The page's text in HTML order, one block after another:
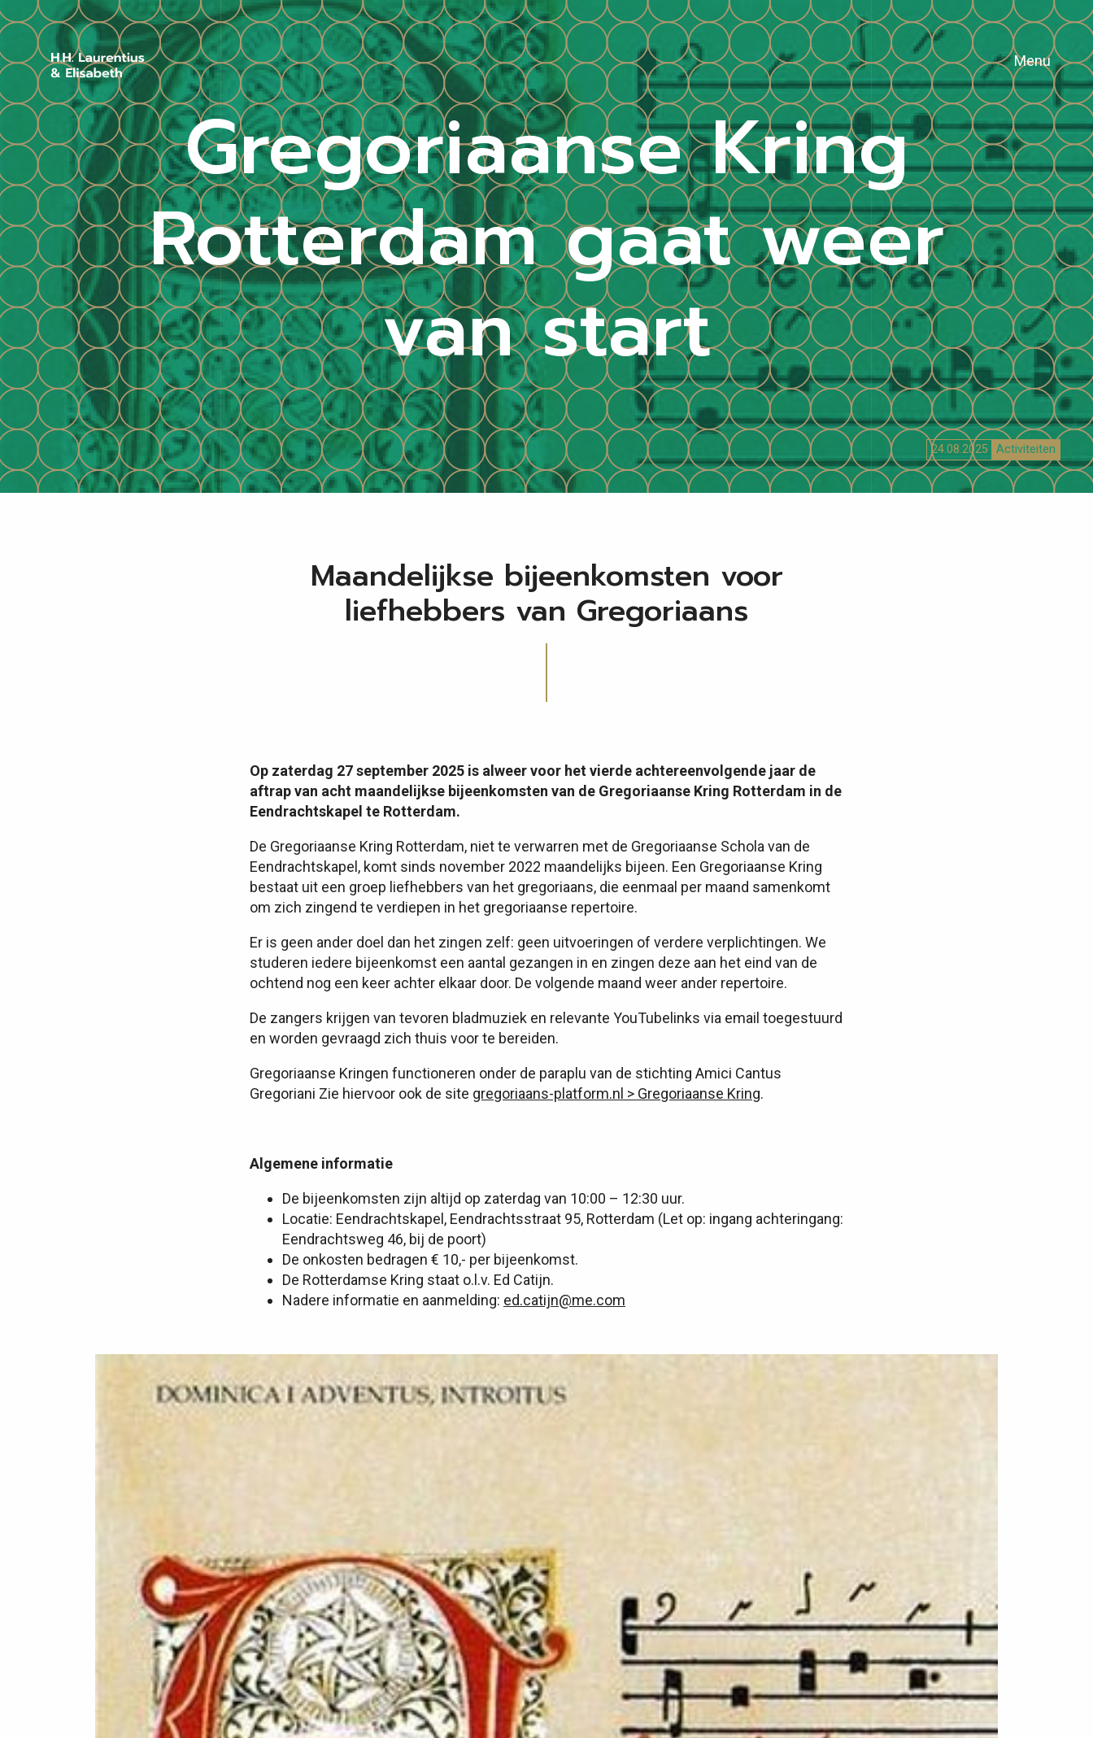
Menu
24.08.2025 Activiteiten
Gregoriaanse Kring
Rotterdam gaat weer
van start
Maandelijkse bijeenkomsten voor
liefhebbers van Gregoriaans
Op zaterdag 27 september 2025 is alweer voor het vierde achtereenvolgende jaar de
aftrap van acht maandelijkse bijeenkomsten van de Gregoriaanse Kring Rotterdam in de
Eendrachtskapel te Rotterdam.
De Gregoriaanse Kring Rotterdam, niet te verwarren met de Gregoriaanse Schola van de
Eendrachtskapel, komt sinds november 2022 maandelijks bijeen. Een Gregoriaanse Kring
bestaat uit een groep liefhebbers van het gregoriaans, die eenmaal per maand samenkomt
om zich zingend te verdiepen in het gregoriaanse repertoire.
Er is geen ander doel dan het zingen zelf: geen uitvoeringen of verdere verplichtingen. We
studeren iedere bijeenkomst een aantal gezangen in en zingen deze aan het eind van de
ochtend nog een keer achter elkaar door. De volgende maand weer ander repertoire.
De zangers krijgen van tevoren bladmuziek en relevante YouTubelinks via email toegestuurd
en worden gevraagd zich thuis voor te bereiden.
Gregoriaanse Kringen functioneren onder de paraplu van de stichting Amici Cantus
Gregoriani Zie hiervoor ook de site gregoriaans-platform.nl > Gregoriaanse Kring.
Algemene informatie
De bijeenkomsten zijn altijd op zaterdag van 10:00 – 12:30 uur.
Locatie: Eendrachtskapel, Eendrachtsstraat 95, Rotterdam (Let op: ingang achteringang:
Eendrachtsweg 46, bij de poort)
De onkosten bedragen € 10,- per bijeenkomst.
De Rotterdamse Kring staat o.l.v. Ed Catijn.
Nadere informatie en aanmelding: ed.catijn@me.com